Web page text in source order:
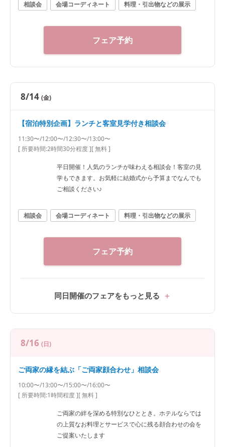
相談会 会場コーディネート 料理・引出物などの展示
フェア予約
8/14 (金)
【宿泊特別企画】ランチと客室見学付き相談会
11:30〜/12:00〜/12:30〜/13:00〜
[ 所要時間:2時間30分程度][ 無料 ]
平日開催！人気のランチが味わえる相談会！客室の見
学もできます。お気軽に結婚式から予算までなんでも
ご相談ください♪
相談会 会場コーディネート 料理・引出物などの展示
フェア予約
同日開催のフェアをもっと見る
8/16 (日)
ご両家の縁を結ぶ「ご両家顔合わせ」相談会
10:00〜/13:00〜/15:00〜/16:00〜
[ 所要時間:1時間程度][ 無料 ]
ご両家の絆を深める特別なひととき。ホテルならでは
の上質なお料理とサービスで心に残る顔合わせの会を
ご提案いたします